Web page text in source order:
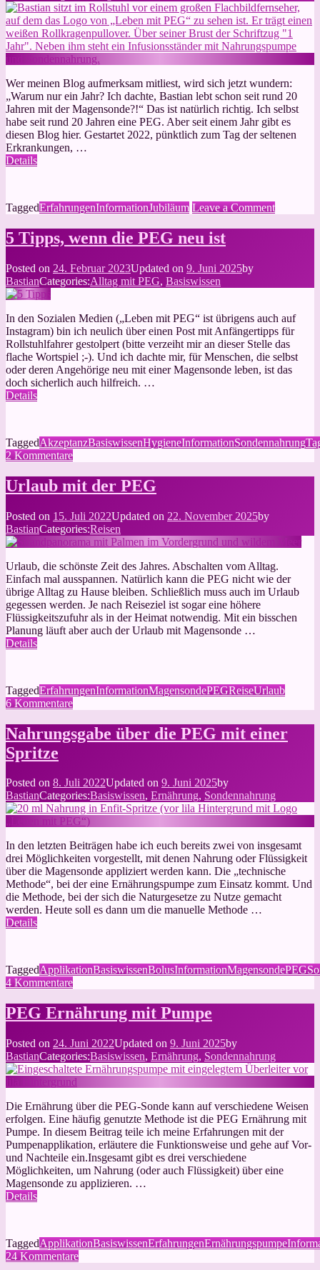
Wer meinen Blog aufmerksam mitliest, wird sich jetzt wundern:
„Warum nur ein Jahr? Ich dachte, Bastian lebt schon seit rund 20
Jahren mit der Magensonde?!“ Das ist natürlich richtig. Ich selbst
habe seit rund 20 Jahren eine PEG. Aber seit einem Jahr gibt es
diesen Blog hier. Gestartet 2022, pünktlich zum Tag der seltenen
Erkrankungen, …
Details
TaggedErfahrungenInformationJubiläum Leave a Commenton
Jahr
5 Tipps, wenn die PEG neu ist
Posted on 24. Februar 2023Updated on 9. Juni 2025by
BastianCategories:Alltag mit PEG, Basiswissen
In den Sozialen Medien („Leben mit PEG“ ist übrigens auch auf
Instagram) bin ich neulich über einen Post mit Anfängertipps für
Rollstuhlfahrer gestolpert (bitte verzeiht mir an dieser Stelle das
flache Wortspiel ;-). Und ich dachte mir, für Menschen, die selbst
oder deren Angehörige neu mit einer Magensonde leben, ist das
doch sicherlich auch hilfreich. …
Details
TaggedAkzeptanzBasiswissenHygieneInformationSondennahrung
2 Kommentarezu
Tipps,
wenn
PEG
neu
ist
Urlaub mit der PEG
Posted on 15. Juli 2022Updated on 22. November 2025by
BastianCategories:Reisen
Urlaub, die schönste Zeit des Jahres. Abschalten vom Alltag.
Einfach mal ausspannen. Natürlich kann die PEG nicht wie der
übrige Alltag zu Hause bleiben. Schließlich muss auch im Urlaub
gegessen werden. Je nach Reiseziel ist sogar eine höhere
Flüssigkeitszufuhr als in der Heimat notwendig. Mit ein bisschen
Planung läuft aber auch der Urlaub mit Magensonde …
Details
TaggedErfahrungenInformationMagensondePEGReiseUrlaub
6 Kommentarezu
mit
der
Nahrungsgabe über die PEG mit einer
Spritze
Posted on 8. Juli 2022Updated on 9. Juni 2025by
BastianCategories:Basiswissen, Ernährung, Sondennahrung
In den letzten Beiträgen habe ich euch bereits zwei von insgesamt
drei Möglichkeiten vorgestellt, mit denen Nahrung oder Flüssigkeit
über die Magensonde appliziert werden kann. Die „technische
Methode“, bei der eine Ernährungspumpe zum Einsatz kommt. Und
die Methode, bei der sich die Naturgesetze zu Nutze gemacht
werden. Heute soll es dann um die manuelle Methode …
Details
TaggedApplikationBasiswissenBolusInformationMagensondePEG
4 Kommentarezu
über
die
mit
einer
Spritze
PEG Ernährung mit Pumpe
Posted on 24. Juni 2022Updated on 9. Juni 2025by
BastianCategories:Basiswissen, Ernährung, Sondennahrung
Die Ernährung über die PEG-Sonde kann auf verschiedene Weisen
erfolgen. Eine häufig genutzte Methode ist die PEG Ernährung mit
Pumpe. In diesem Beitrag teile ich meine Erfahrungen mit der
Pumpenapplikation, erläutere die Funktionsweise und gehe auf Vor-
und Nachteile ein.Insgesamt gibt es drei verschiedene
Möglichkeiten, um Nahrung (oder auch Flüssigkeit) über eine
Magensonde zu applizieren. …
Details
TaggedApplikationBasiswissenErfahrungenErnährungspumpe
24 Kommentarezu